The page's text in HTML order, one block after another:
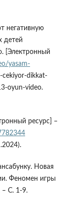
негативную
детей
[Электронный
yasam-
dikkat-
oyun-video.
ресурс] –
Новая
Феномен игры
– С. 1-9.